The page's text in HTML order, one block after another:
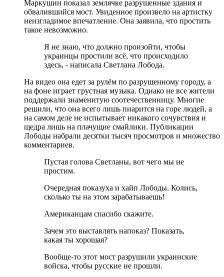
Маркушин показал землячке разрушенные здания и
обвалившийся мост. Увиденное произвело на артистку
неизгладимое впечатление. Она заявила, что простить
такое невозможно.
Я не знаю, что должно произойти, чтобы
украинцы простили всё, что происходило
здесь, - написала Светлана Лобода.
На видео она едет за рулём по разрушенному городу, а
на фоне играет грустная музыка. Однако не все жители
поддержали знаменитую соотечественницу. Многие
решили, что она всего лишь пиарится на горе людей, а
на самом деле не испытывает никакого сочувствия и
щедра лишь на плачущие смайлики. Публикации
Лободы набрали десятки тысяч просмотров и множество
комментариев.
Пустая голова Светланы, вот чего мы не
простим.
Очередная показуха и хайп Лободы. Колись,
сколько ты на этом зарабатываешь!
Американцам спасибо скажите.
Зачем это выставлять напоказ? Показать,
какая ты хорошая?
Вообще-то этот мост разрушили украинские
войска, чтобы русские не прошли.